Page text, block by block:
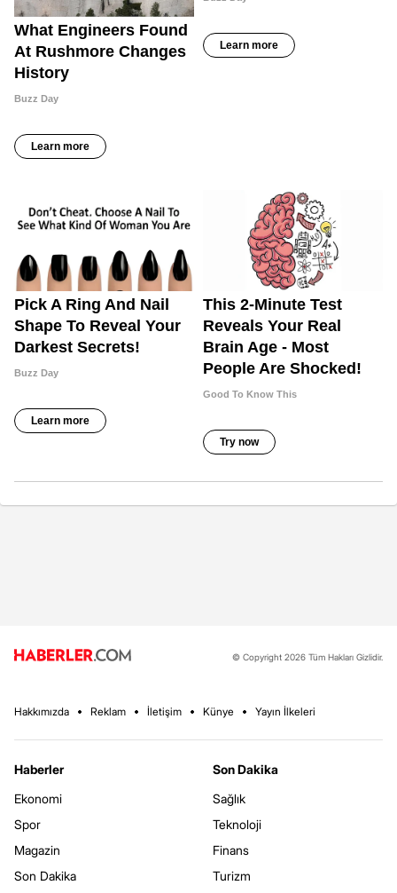
© Copyright 2026 Tüm Hakları Gizlidir.
Hakkımızda Reklam İletişim Künye Yayın İlkeleri
Haberler
Ekonomi
Spor
Magazin
Son Dakika
Son Dakika
Sağlık
Teknoloji
Finans
Turizm